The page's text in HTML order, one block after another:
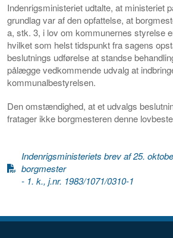
Indenrigsministeriet udtalte, at ministeriet
grundlag var af den opfattelse, at
a, stk. 3, i lov om kommunernes styrelse
hvilket som helst tidspunkt fra sagens
beslutnings udførelse at standse
pålægge vedkommende udvalg at
kommunalbestyrelsen.
Den omstændighed, at et udvalgs
fratager ikke borgmesteren denne
Indenrigsministeriets brev af 25.
borgmester
- 1. k., j.nr. 1983/1071/0310-1